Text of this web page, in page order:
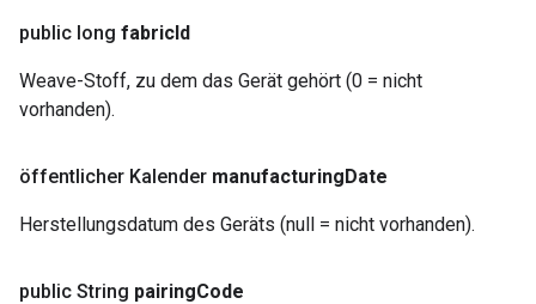
public long fabricId
Weave-Stoff, zu dem das Gerät gehört (0 = nicht
vorhanden).
öffentlicher Kalender manufacturingDate
Herstellungsdatum des Geräts (null = nicht vorhanden).
public String pairingCode